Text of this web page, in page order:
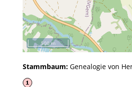
500 m
Stammbaum: Genealogie von